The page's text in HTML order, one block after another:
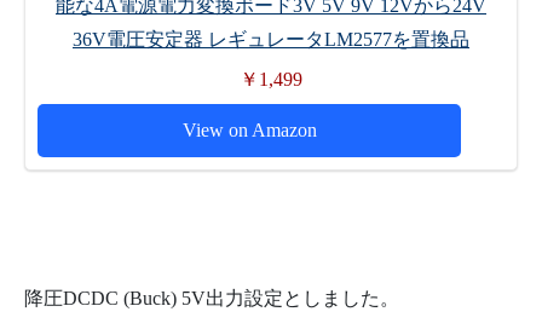
能な4A電源電力変換ボード3V 5V 9V 12Vから24V
36V電圧安定器 レギュレータLM2577を置換品
￥1,499
View on Amazon
降圧DCDC (Buck) 5V出力設定としました。